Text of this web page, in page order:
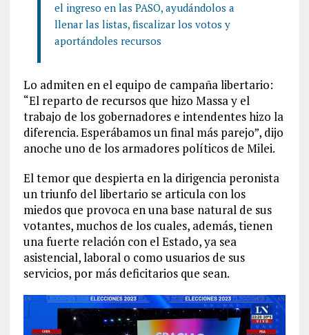
el ingreso en las PASO, ayudándolos a
llenar las listas, fiscalizar los votos y
aportándoles recursos
Lo admiten en el equipo de campaña libertario:
“El reparto de recursos que hizo Massa y el
trabajo de los gobernadores e intendentes hizo la
diferencia. Esperábamos un final más parejo”, dijo
anoche uno de los armadores políticos de Milei.
El temor que despierta en la dirigencia peronista
un triunfo del libertario se articula con los
miedos que provoca en una base natural de sus
votantes, muchos de los cuales, además, tienen
una fuerte relación con el Estado, ya sea
asistencial, laboral o como usuarios de sus
servicios, por más deficitarios que sean.